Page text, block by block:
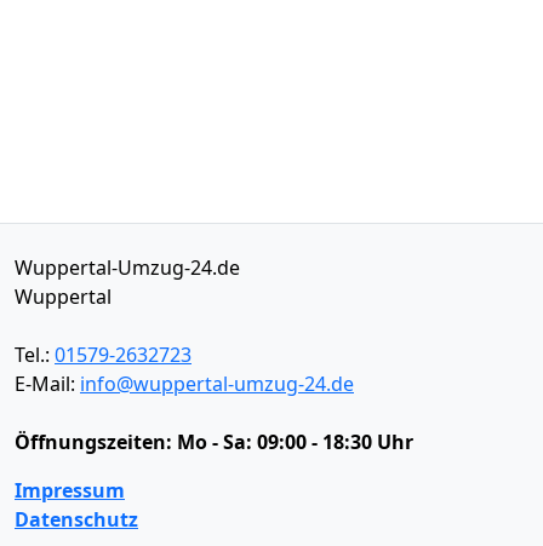
Wuppertal-Umzug-24.de
Wuppertal
Tel.: 01579-2632723
E-Mail: info@wuppertal-umzug-24.de
Öffnungszeiten: Mo - Sa: 09:00 - 18:30 Uhr
Impressum
Datenschutz